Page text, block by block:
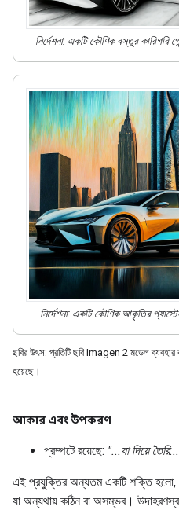
নির্দেশনা: একটি কৌণিক বস্তুরকারিগরি
নির্দেশনা: একটি কৌণিক আকৃতির
ছবির উৎস: প্রতিটি ছবি Imagen 2 মডেল ব্যবহার
হয়েছে।
আকার এবং উপকরণ
প্রম্পটে রয়েছে: "...যা দিয়ে
এই প্রযুক্তির অন্যতম একটি শক্তি হলো,
যা অন্যথায় কঠিন বা অসম্ভব।